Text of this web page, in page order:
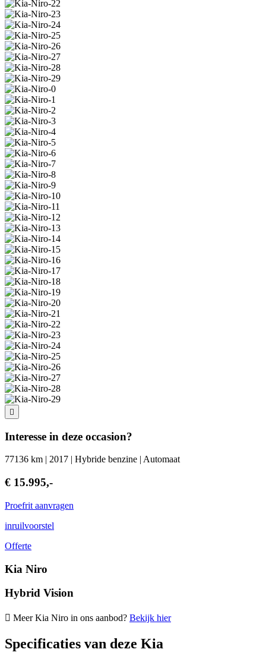
Interesse in deze occasion?
77136 km | 2017 | Hybride benzine | Automaat
€ 15.995,-
Proefrit aanvragen
inruilvoorstel
Offerte
Kia Niro
Hybrid Vision
Meer Kia Niro in ons aanbod? Bekijk hier
Specificaties van deze Kia